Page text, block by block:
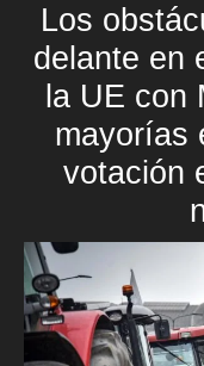
Los
delante en
la UE con
mayorías
votación